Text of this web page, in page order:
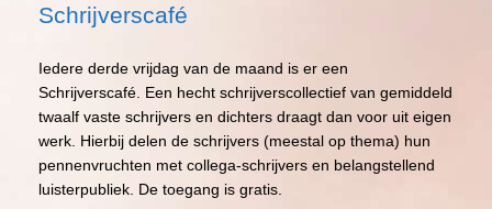
Schrijverscafé
Iedere derde vrijdag van de maand is er een
Schrijverscafé. Een hecht schrijverscollectief van gemiddeld
twaalf vaste schrijvers en dichters draagt dan voor uit eigen
werk. Hierbij delen de schrijvers (meestal op thema) hun
pennenvruchten met collega-schrijvers en belangstellend
luisterpubliek. De toegang is gratis.